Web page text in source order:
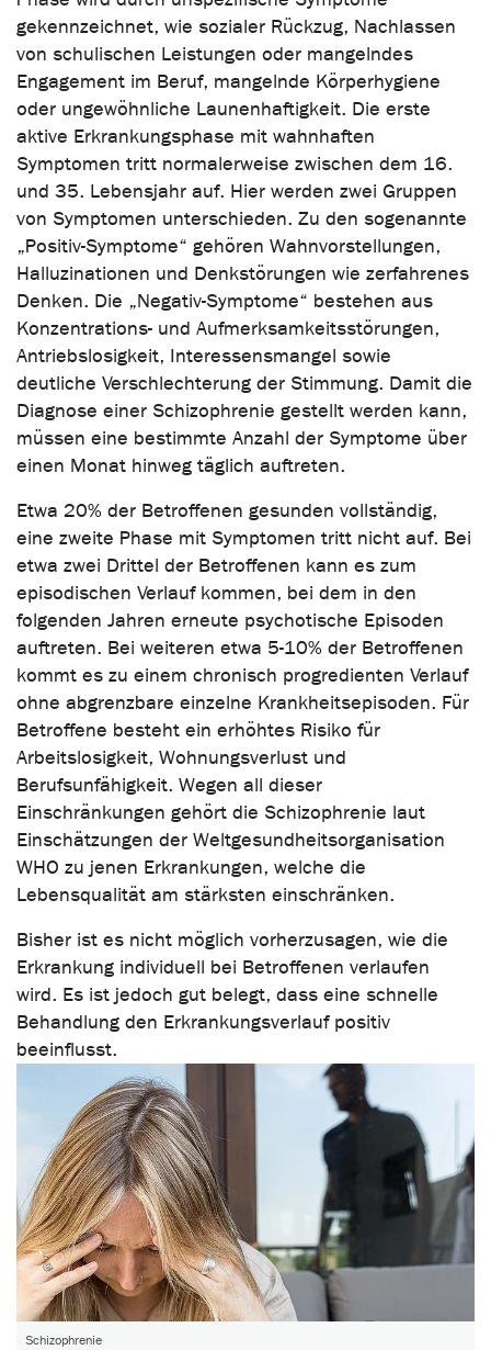
Schizophrenie
gekennzeichnet, wie sozialer Rückzug, Nachlassen
von schulischen Leistungen oder mangelndes
Engagement im Beruf, mangelnde Körperhygiene
oder ungewöhnliche Launenhaftigkeit. Die erste
aktive Erkrankungsphase mit wahnhaften
Symptomen tritt normalerweise zwischen dem 16.
und 35. Lebensjahr auf. Hier werden zwei Gruppen
von Symptomen unterschieden. Zu den sogenannte
„Positiv-Symptome“ gehören Wahnvorstellungen,
Halluzinationen und Denkstörungen wie zerfahrenes
Denken. Die „Negativ-Symptome“ bestehen aus
Konzentrations- und Aufmerksamkeitsstörungen,
Antriebslosigkeit, Interessensmangel sowie
deutliche Verschlechterung der Stimmung. Damit die
Diagnose einer Schizophrenie gestellt werden kann,
müssen eine bestimmte Anzahl der Symptome über
einen Monat hinweg täglich auftreten.
Etwa 20% der Betroffenen gesunden vollständig,
eine zweite Phase mit Symptomen tritt nicht auf. Bei
etwa zwei Drittel der Betroffenen kann es zum
episodischen Verlauf kommen, bei dem in den
folgenden Jahren erneute psychotische Episoden
auftreten. Bei weiteren etwa 5-10% der Betroffenen
kommt es zu einem chronisch progredienten Verlauf
ohne abgrenzbare einzelne Krankheitsepisoden. Für
Betroffene besteht ein erhöhtes Risiko für
Arbeitslosigkeit, Wohnungsverlust und
Berufsunfähigkeit. Wegen all dieser
Einschränkungen gehört die Schizophrenie laut
Einschätzungen der Weltgesundheitsorganisation
WHO zu jenen Erkrankungen, welche die
Lebensqualität am stärksten einschränken.
Bisher ist es nicht möglich vorherzusagen, wie die
Erkrankung individuell bei Betroffenen verlaufen
wird. Es ist jedoch gut belegt, dass eine schnelle
Behandlung den Erkrankungsverlauf positiv
beeinflusst.